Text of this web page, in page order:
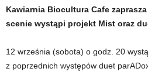
Kawiarnia Biocultura Cafe
scenie wystąpi projekt Mist oraz
12 września (sobota) o godz. 20
z poprzednich występów duet